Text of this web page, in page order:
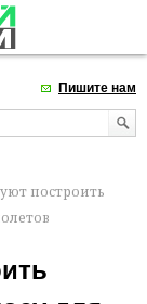
Пишите нам
построить